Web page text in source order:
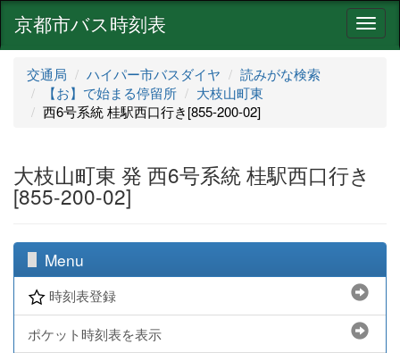
ナ
ビ
京都市バス時刻表
交通局 ハイパー市バスダイヤ
読みがな検索
【お】で始まる停留所
大枝山町東
西6号系統 桂駅西口行き[855-200-02]
大枝山町東 発 西6号系統 桂駅西口行き
[855-200-02]
Menu
時刻表登録
ポケット時刻表を表示